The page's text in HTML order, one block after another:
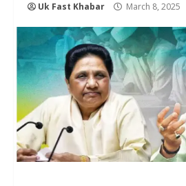
Uk Fast Khabar March 8, 2025